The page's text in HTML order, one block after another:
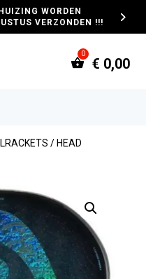
WORDEN
VERZONDEN !!!
€ 0,00
/ HEAD